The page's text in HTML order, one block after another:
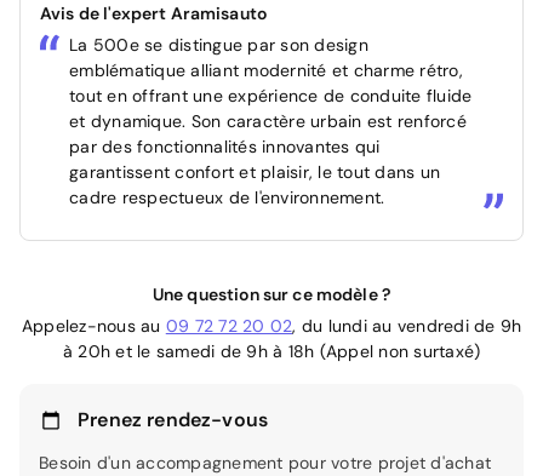
Avis de l'expert Aramisauto
La 500e se distingue par son design
emblématique alliant modernité et charme rétro,
tout en offrant une expérience de conduite fluide
et dynamique. Son caractère urbain est renforcé
par des fonctionnalités innovantes qui
garantissent confort et plaisir, le tout dans un
cadre respectueux de l'environnement.
Une question sur ce modèle ?
Appelez-nous au 09 72 72 20 02, du lundi au vendredi de 9h
à 20h et le samedi de 9h à 18h (Appel non surtaxé)
Prenez rendez-vous
Besoin d'un accompagnement pour votre projet d'achat